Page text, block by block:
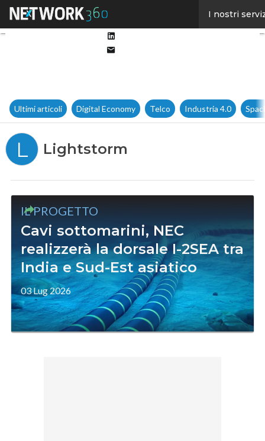
I nostri
Ultimi articoli Digital Economy Telco Industria 4.0
L Lightstorm
IL PROGETTO
Cavi sottomarini, NEC
realizzerà la dorsale I-2SEA tra
India e Sud-Est asiatico
03 Lug 2026